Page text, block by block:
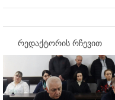
რედაქტორის რჩევით